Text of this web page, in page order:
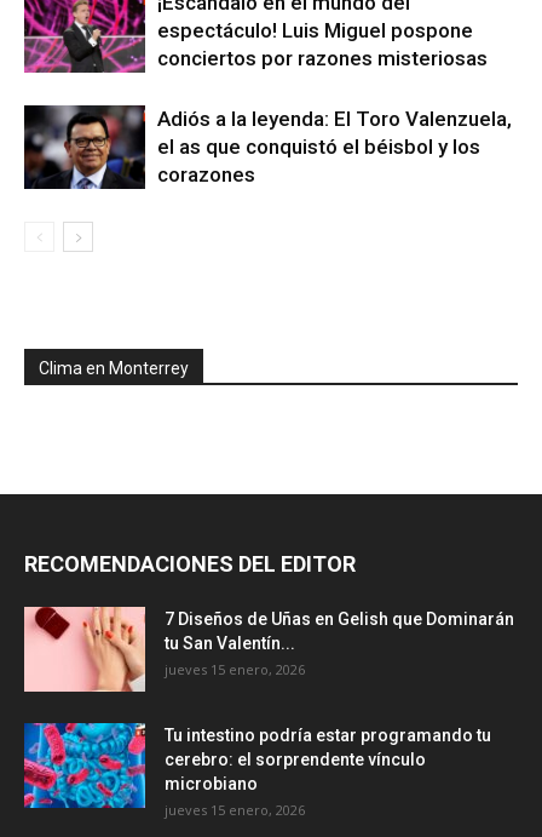
espectáculo! Luis Miguel pospone
conciertos por razones misteriosas
Adiós a la leyenda: El Toro Valenzuela,
el as que conquistó el béisbol y los
corazones
Clima en Monterrey
RECOMENDACIONES DEL EDITOR
7 Diseños de Uñas en Gelish que Dominarán
tu San Valentín...
jueves 15 enero, 2026
Tu intestino podría estar programando tu
cerebro: el sorprendente vínculo
microbiano
jueves 15 enero, 2026